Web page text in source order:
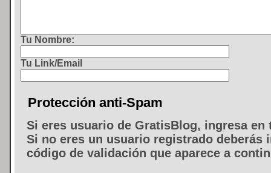
Tu Nombre:
Tu Link/Email
Protección anti-Spam
Si eres usuario de GratisBlog, ingresa en
Si no eres un usuario registrado deberás
código de validación que aparece a